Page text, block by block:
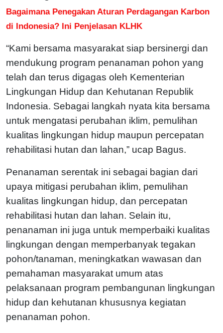
Bagaimana Penegakan Aturan Perdagangan Karbon
di Indonesia? Ini Penjelasan KLHK
“Kami bersama masyarakat siap bersinergi dan
mendukung program penanaman pohon yang
telah dan terus digagas oleh Kementerian
Lingkungan Hidup dan Kehutanan Republik
Indonesia. Sebagai langkah nyata kita bersama
untuk mengatasi perubahan iklim, pemulihan
kualitas lingkungan hidup maupun percepatan
rehabilitasi hutan dan lahan,” ucap Bagus.
Penanaman serentak ini sebagai bagian dari
upaya mitigasi perubahan iklim, pemulihan
kualitas lingkungan hidup, dan percepatan
rehabilitasi hutan dan lahan. Selain itu,
penanaman ini juga untuk memperbaiki kualitas
lingkungan dengan memperbanyak tegakan
pohon/tanaman, meningkatkan wawasan dan
pemahaman masyarakat umum atas
pelaksanaan program pembangunan lingkungan
hidup dan kehutanan khususnya kegiatan
penanaman pohon.